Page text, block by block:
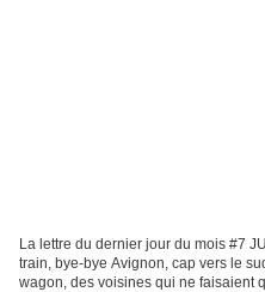
La lettre du dernier jour du mois #7
train, bye-bye Avignon, cap vers le
wagon, des voisines qui ne faisaient